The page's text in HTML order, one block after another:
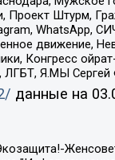
Штурм,
WhatsApp,
Конгресс
ЛГБТ, Я.МЫ Сергей
данные на
Александрович, Железнова Мария Михайловна, Лукьянова Юлия Сергеевна, Маетная Елизавета Витальевна, Маняхин Петр Борисович, Чуракова Ольга Владимировна, Ярош Юлия Петровна, Юридическое лицо "The Insider SIA", зарегистрированное в Риге, Латвийская Республика (дата регистрации 26.06.2015), являющееся администратором доменного имени интернет-издания "The Insider SIA", https://theins.ru, Постернак Алексей Евгеньевич, Рубин Михаил Аркадьевич, Анин Роман Александрович, Юридическое лицо Istories fonds, зарегистрированное в Латвийской Республике (регистрационный номер 50008295751, дата регистрации 24.02.2020), Великовский Дмитрий Александрович, Долинина Ирина Николаевна, Мароховская Алеся Алексеевна, Шлейнов Роман Юрьевич, Шмагун Олеся Валентиновна, Общество с ограниченной ответственностью "Альтаир 2021", Общество с ограниченной ответственностью "Вега 2021", Общество с ограниченной ответственностью "Главный редактор 2021", Общество с ограниченной ответственностью "Ромашки